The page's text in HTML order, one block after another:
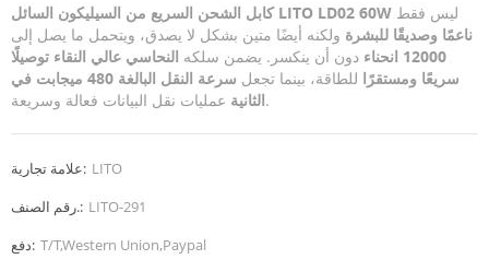
كابل الشحن السريع من السيليكون السائل LITO LD02 60W ليس فقط
ناعمًا وصديقًا للبشرة ولكنه أيضًا متين بشكل لا يصدق، ويتحمل ما يصل إلى
12000 انحناء
دون أن ينكسر. يضمن سلكه النحاسي عالي النقاء توصيلًا
سريعًا ومستقرًا للطاقة، بينما تجعل
سرعة النقل البالغة 480 ميجابت في
الثانيةعمليات نقل البيانات فعالة وسريعة.
علامة تجارية: LITO
رقم الصنف.: LITO-291
دفع: T/T,Western Union,Paypal